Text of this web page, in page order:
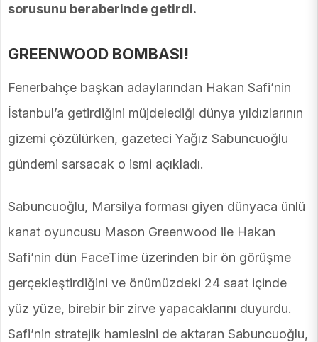
sorusunu beraberinde getirdi.
GREENWOOD BOMBASI!
Fenerbahçe başkan adaylarından Hakan Safi’nin
İstanbul’a getirdiğini müjdelediği dünya yıldızlarının
gizemi çözülürken, gazeteci Yağız Sabuncuoğlu
gündemi sarsacak o ismi açıkladı.
Sabuncuoğlu, Marsilya forması giyen dünyaca ünlü
kanat oyuncusu Mason Greenwood ile Hakan
Safi’nin dün FaceTime üzerinden bir ön görüşme
gerçekleştirdiğini ve önümüzdeki 24 saat içinde
yüz yüze, birebir bir zirve yapacaklarını duyurdu.
Safi’nin stratejik hamlesini de aktaran Sabuncuoğlu,